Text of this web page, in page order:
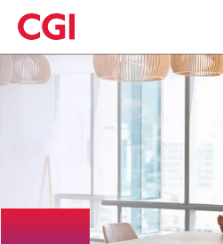
Skip
to
main
content